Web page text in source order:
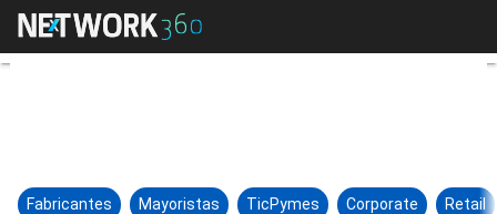
Westcon acelera su
Fabricantes Mayoristas TicPymes Corporate Retail